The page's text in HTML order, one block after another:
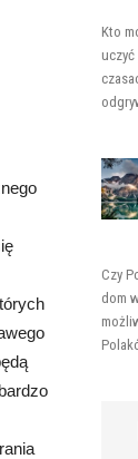
Kto
Czy
dom